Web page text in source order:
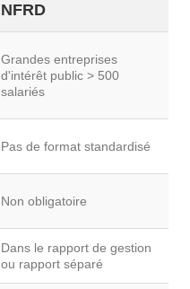
NFRD
Grandes entreprises
d'intérêt public > 500
salariés
Pas de format standardisé
Non obligatoire
Dans le rapport de gestion
ou rapport séparé